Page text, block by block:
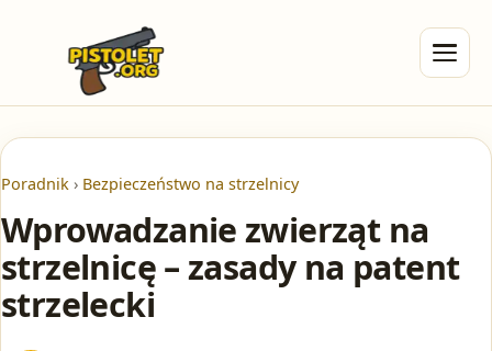
Poradnik › Bezpieczeństwo na strzelnicy
Wprowadzanie zwierząt na
strzelnicę – zasady na patent
strzelecki